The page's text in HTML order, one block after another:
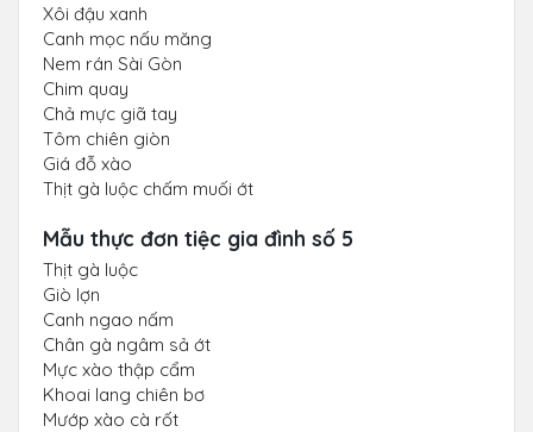
Xôi đậu xanh
Canh mọc nấu măng
Nem rán Sài Gòn
Chim quay
Chả mực giã tay
Tôm chiên giòn
Giá đỗ xào
Thịt gà luộc chấm muối ớt
Mẫu thực đơn tiệc gia đình số 5
Thịt gà luộc
Giò lợn
Canh ngao nấm
Chân gà ngâm sả ớt
Mực xào thập cẩm
Khoai lang chiên bơ
Mướp xào cà rốt